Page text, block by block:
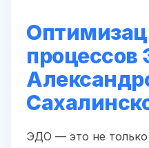
процессов
ЭДО — это не